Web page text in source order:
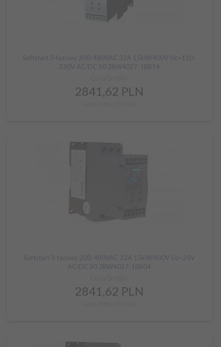
Softstart 3-fazowy 200-480VAC 32A 15kW/400V Uc=110-
230V AC/DC S0 3RW4027-1BB14
2841,62 PLN
Softstart 3-fazowy 200-480VAC 32A 15kW/400V Uc=24V
AC/DC S0 3RW4027-1BB04
2841,62 PLN